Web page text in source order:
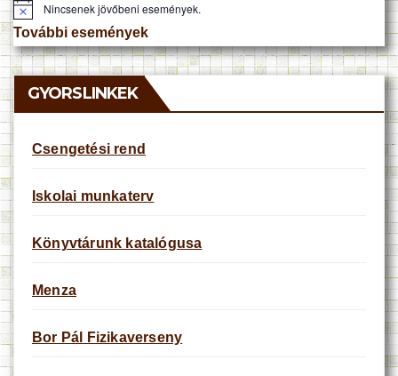
N
o
t
c
e
Nincsenek jövőbeni események.
További események
GYORSLINKEK
Csengetési rend
Iskolai munkaterv
Könyvtárunk katalógusa
Menza
Bor Pál Fizikaverseny